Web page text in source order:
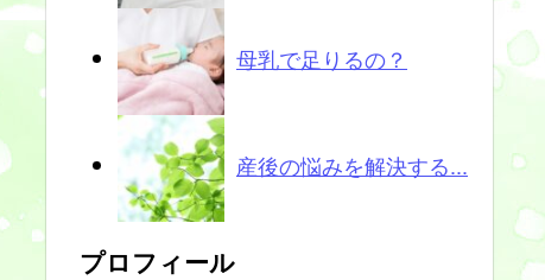
母乳で足りるの？
産後の悩みを解決する...
プロフィール